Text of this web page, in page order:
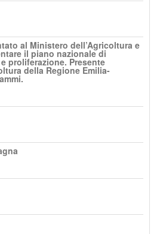
al Ministero dell’Agricoltura e
il piano nazionale di
proliferazione. Presente
della Regione Emilia-